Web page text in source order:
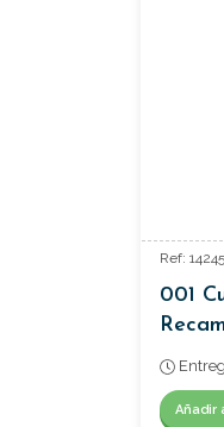
Ref:
001
Añadir